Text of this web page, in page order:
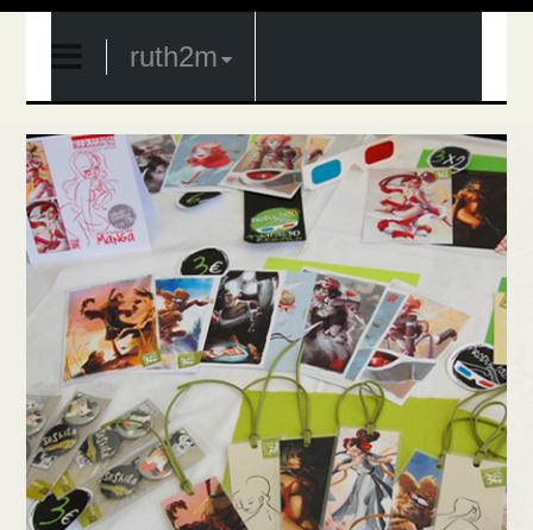
ruth2m